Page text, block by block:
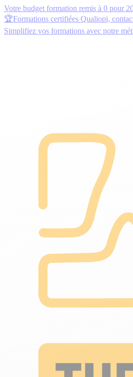
Votre budget formation remis à 0 pour
🏆Formations certifiées Qualiopi,
Simplifiez vos formations avec notre